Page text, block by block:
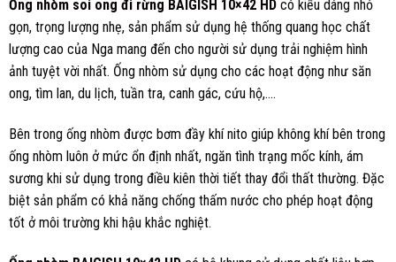
Ống nhòm soi ong đi rừng BAIGISH 10×42 HD có kiểu dáng nhỏ
gọn, trọng lượng nhẹ, sản phẩm sử dụng hệ thống quang học chất
lượng cao của Nga mang đến cho người sử dụng trải nghiệm hình
ảnh tuyệt vời nhất. Ống nhòm sử dụng cho các hoạt động như săn
ong, tìm lan, du lịch, tuần tra, canh gác, cứu hộ,….
Bên trong ống nhòm được bơm đầy khí nito giúp không khí bên trong
ống nhòm luôn ở mức ổn định nhất, ngăn tình trạng mốc kính, ám
sương khi sử dụng trong điều kiên thời tiết thay đổi thất thường. Đặc
biệt sản phẩm có khả năng chống thấm nước cho phép hoạt động
tốt ở môi trường khi hậu khắc nghiệt.